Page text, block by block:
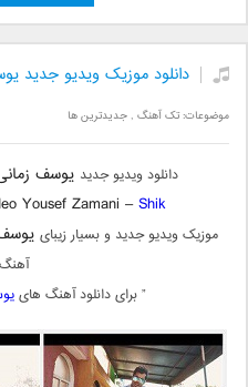
دانلود موزیک ویدیو جدید
موضوعات:تک آهنگ ,جدیدترین ها
دانلود ویدیو جدید یوسف
Yousef Zamani –Shik
موزیک ویدیو جدید و بسیار زیبای
” برای دانلود آهنگ های